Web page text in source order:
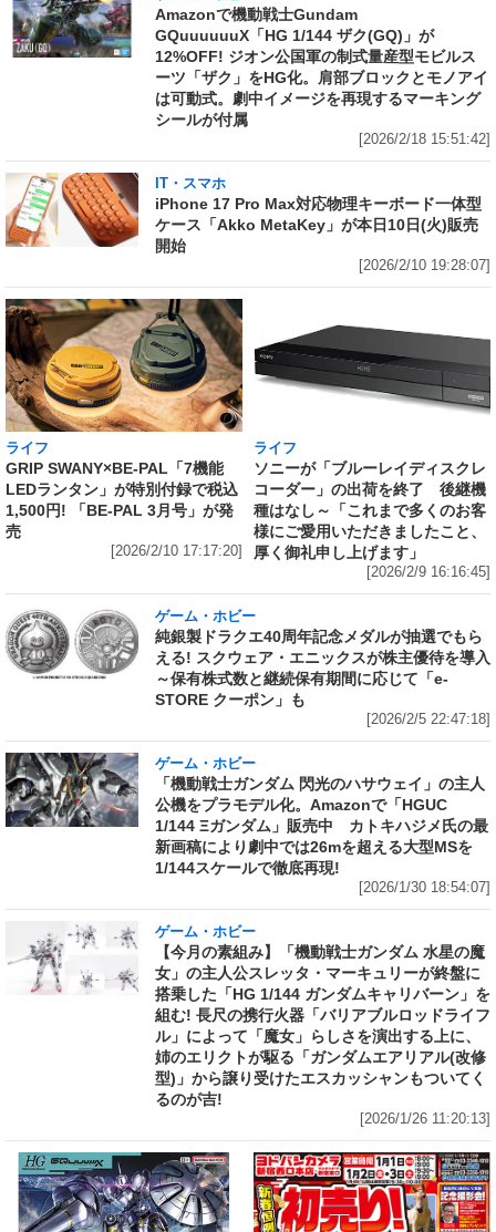
Amazonで機動戦士Gundam
GQuuuuuuX「HG 1/144 ザク(GQ)」が
12%OFF! ジオン公国軍の制式量産型モビルス
ーツ「ザク」をHG化。肩部ブロックとモノアイ
は可動式。劇中イメージを再現するマーキング
シールが付属
[2026/2/18 15:51:42]
IT・スマホ
iPhone 17 Pro Max対応物理キーボード一体型
ケース「Akko MetaKey」が本日10日(火)販売
開始
[2026/2/10 19:28:07]
ライフ
GRIP SWANY×BE-PAL「7機能
LEDランタン」が特別付録で税込
1,500円! 「BE-PAL 3月号」が発
売
[2026/2/10 17:17:20]
ライフ
ソニーが「ブルーレイディスクレ
コーダー」の出荷を終了 後継機
種はなし～「これまで多くのお客
様にご愛用いただきましたこと、
厚く御礼申し上げます」
[2026/2/9 16:16:45]
ゲーム・ホビー
純銀製ドラクエ40周年記念メダルが抽選でもら
える! スクウェア・エニックスが株主優待を導入
～保有株式数と継続保有期間に応じて「e-
STORE クーポン」も
[2026/2/5 22:47:18]
ゲーム・ホビー
「機動戦士ガンダム 閃光のハサウェイ」の主人
公機をプラモデル化。Amazonで「HGUC
1/144 Ξガンダム」販売中 カトキハジメ氏の最
新画稿により劇中では26mを超える大型MSを
1/144スケールで徹底再現!
[2026/1/30 18:54:07]
ゲーム・ホビー
【今月の素組み】「機動戦士ガンダム 水星の魔
女」の主人公スレッタ・マーキュリーが終盤に
搭乗した「HG 1/144 ガンダムキャリバーン」を
組む! 長尺の携行火器「バリアブルロッドライフ
ル」によって「魔女」らしさを演出する上に、
姉のエリクトが駆る「ガンダムエアリアル(改修
型)」から譲り受けたエスカッシャンもついてく
るのが吉!
[2026/1/26 11:20:13]